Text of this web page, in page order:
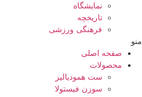
نمایشگاه
تاريخچه
فرهنگی ورزشی
منو
صفحه اصلی
محصولات
ست همودیالیز
سوزن فیستولا